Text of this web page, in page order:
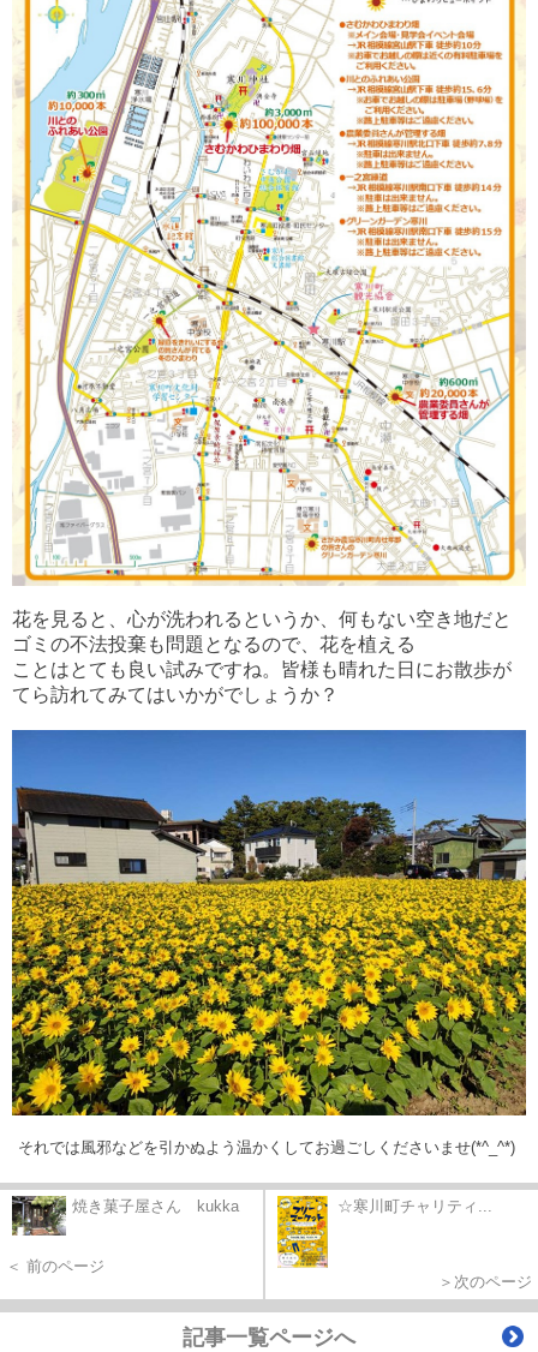
花を見ると、心が洗われるというか、何もない空き地だと
ゴミの不法投棄も問題となるので、花を植える
ことはとても良い試みですね。皆様も晴れた日にお散歩が
てら訪れてみてはいかがでしょうか？
それでは風邪などを引かぬよう温かくしてお過ごしくださいませ(*^_^*)
焼き菓子屋さん kukka
＜ 前のページ
☆寒川町チャリティ...
＞次のページ
記事一覧ページへ